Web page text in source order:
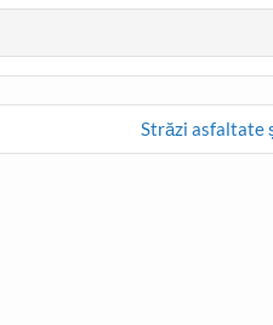
Străzi asfaltate